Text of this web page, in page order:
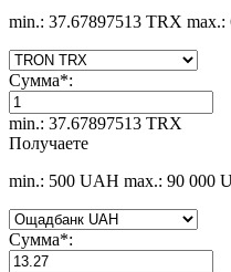
min.: 37.67897513 TRX max.:
Сумма*:
min.: 37.67897513 TRX
Получаете
min.: 500 UAH max.: 90 000
Сумма*: